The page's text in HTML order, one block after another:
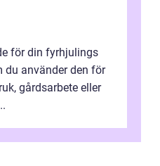
för din fyrhjulings
du använder den för
gårdsarbete eller